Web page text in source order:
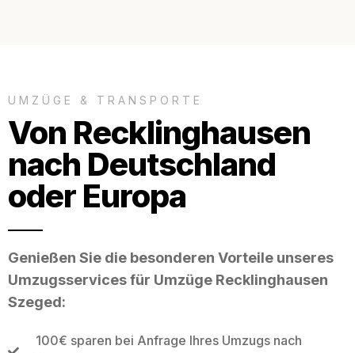
UMZÜGE & TRANSPORTE
Von Recklinghausen
nach Deutschland
oder Europa
Genießen Sie die besonderen Vorteile unseres
Umzugsservices für Umzüge Recklinghausen
Szeged:
100€ sparen bei Anfrage Ihres Umzugs nach